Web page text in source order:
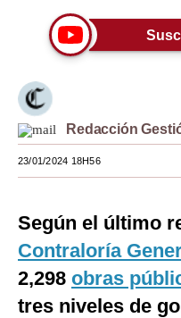
Lujo
Viajes
Moda
Estilos
Mundo
México
España
Internacional
Redacción
23/01/2024 18H56
Según el último
Contraloría
2,298 obras
tres niveles de